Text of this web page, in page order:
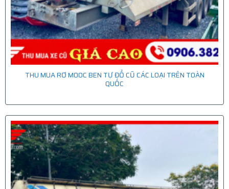
THU MUA RƠ MOOC BEN TỰ ĐỔ CŨ CÁC LOẠI TRÊN TOÀN
QUỐC